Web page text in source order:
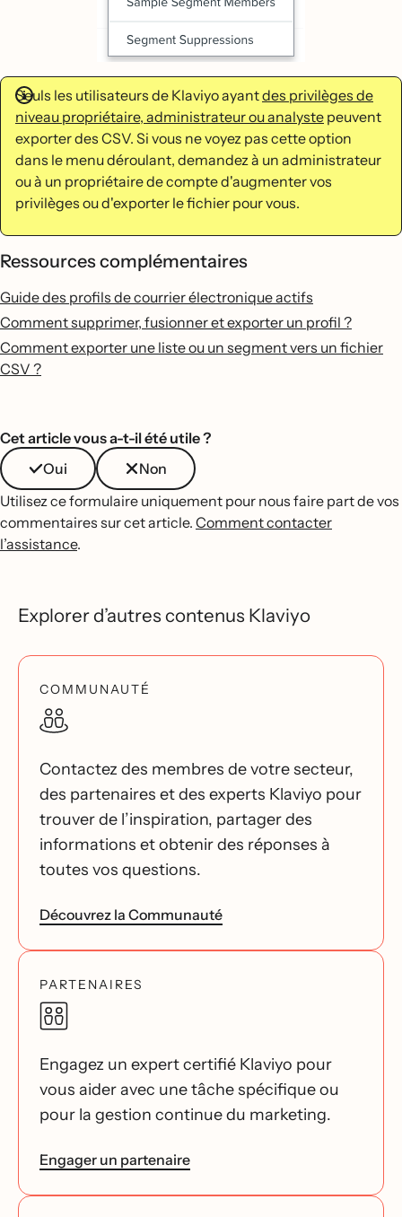
Seuls les utilisateurs de Klaviyo ayantdes privilèges de
niveau propriétaire, administrateur ou analyste peuvent
exporter des CSV. Si vous ne voyez pas cette option
dans le menu déroulant, demandez à un administrateur
ou à un propriétaire de compte d'augmenter vos
privilèges ou d'exporter le fichier pour vous.
Ressources complémentaires
Guide des profils de courrier électronique actifs
Comment supprimer, fusionner et exporter un profil ?
Comment exporter une liste ou un segment vers un fichier
CSV ?
Cet article vous a-t-il été utile ?
Oui
Non
Utilisez ce formulaire uniquement pour nous faire part de vos
commentaires sur cet article. Comment contacter
l’assistance.
Explorer d’autres contenus Klaviyo
COMMUNAUTÉ
Contactez des membres de votre secteur,
des partenaires et des experts Klaviyo pour
trouver de l’inspiration, partager des
informations et obtenir des réponses à
toutes vos questions.
Découvrez la Communauté
PARTENAIRES
Engagez un expert certifié Klaviyo pour
vous aider avec une tâche spécifique ou
pour la gestion continue du marketing.
Engager un partenaire